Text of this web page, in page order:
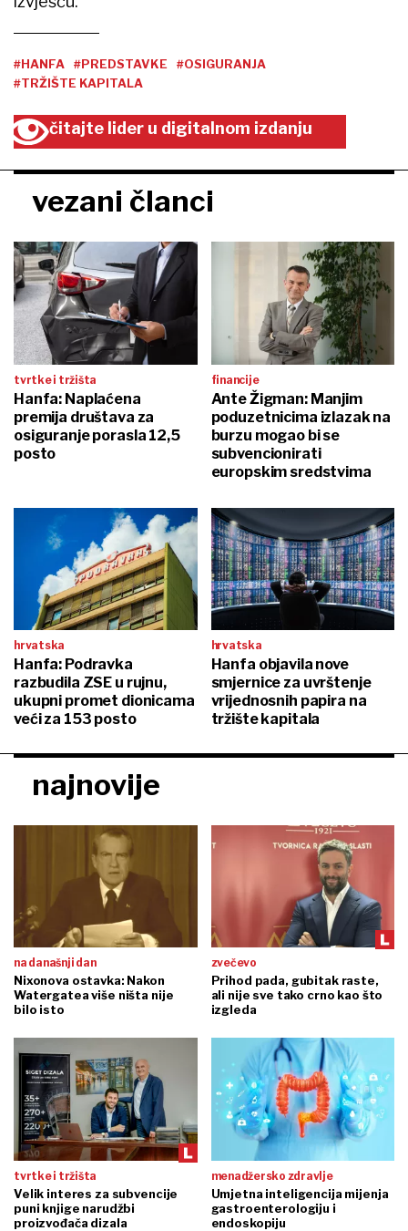
#HANFA #PREDSTAVKE
#OSIGURANJA
#TRŽIŠTE KAPITALA
čitajte lider u digitalnom izdanju
vezani članci
tvrtke i tržišta
Hanfa: Naplaćena
premija društava za
osiguranje porasla 12,5
posto
financije
Ante Žigman: Manjim
poduzetnicima izlazak na
burzu mogao bi se
subvencionirati
europskim sredstvima
hrvatska
Hanfa: Podravka
razbudila ZSE u rujnu,
ukupni promet dionicama
veći za 153 posto
hrvatska
Hanfa objavila nove
smjernice za uvrštenje
vrijednosnih papira na
tržište kapitala
najnovije
na današnji dan
Nixonova ostavka: Nakon
Watergatea više ništa nije
bilo isto
zvečevo
Prihod pada, gubitak raste,
ali nije sve tako crno kao što
izgleda
tvrtke i tržišta
Velik interes za subvencije
puni knjige narudžbi
proizvođača dizala
menadžersko zdravlje
Umjetna inteligencija mijenja
gastroenterologiju i
endoskopiju